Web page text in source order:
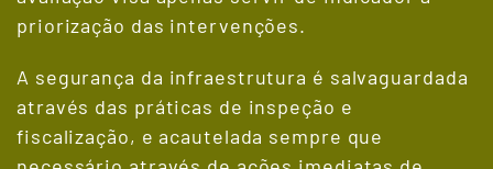
priorização das intervenções.
A segurança da infraestrutura é salvaguardada
através das práticas de inspeção e
fiscalização, e acautelada sempre que